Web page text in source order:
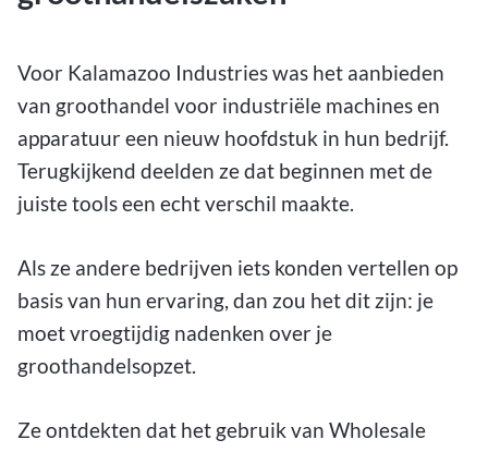
Voor Kalamazoo Industries was het aanbieden
van groothandel voor industriële machines en
apparatuur een nieuw hoofdstuk in hun bedrijf.
Terugkijkend deelden ze dat beginnen met de
juiste tools een echt verschil maakte.
Als ze andere bedrijven iets konden vertellen op
basis van hun ervaring, dan zou het dit zijn: je
moet vroegtijdig nadenken over je
groothandelsopzet.
Ze ontdekten dat het gebruik van Wholesale